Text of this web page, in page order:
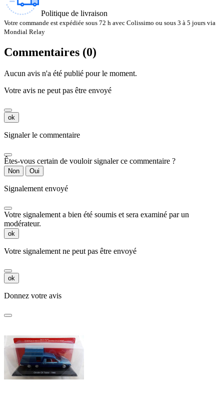
Politique de livraison
Votre commande est expédiée sous 72 h avec Colissimo ou sous 3 à 5 jours via
Mondial Relay
Commentaires (0)
Aucun avis n'a été publié pour le moment.
Votre avis ne peut pas être envoyé
ok
Signaler le commentaire
Êtes-vous certain de vouloir signaler ce commentaire ?
Non Oui
Signalement envoyé
Votre signalement a bien été soumis et sera examiné par un
modérateur.
ok
Votre signalement ne peut pas être envoyé
ok
Donnez votre avis